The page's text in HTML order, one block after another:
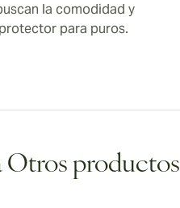
la comodidad y
para puros.
Otros productos